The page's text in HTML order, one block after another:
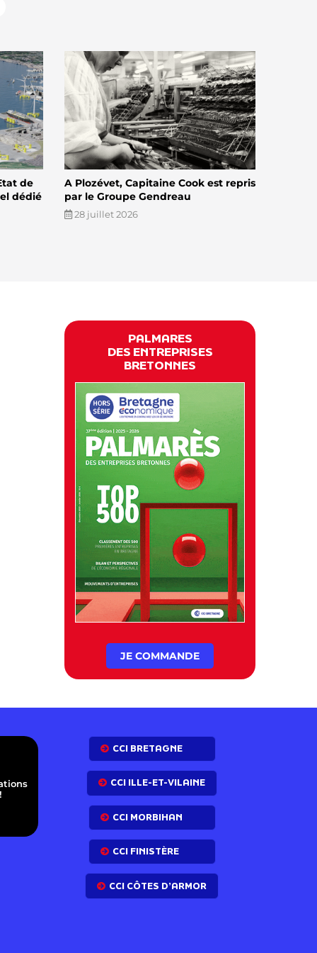
de
dédié
A Plozévet, Capitaine Cook est repris
par le Groupe Gendreau
28 juillet 2026
PALMARES
DES ENTREPRISES
BRETONNES
JE COMMANDE
CCI BRETAGNE
CCI ILLE-ET-VILAINE
CCI MORBIHAN
CCI FINISTÈRE
CCI CÔTES D’ARMOR